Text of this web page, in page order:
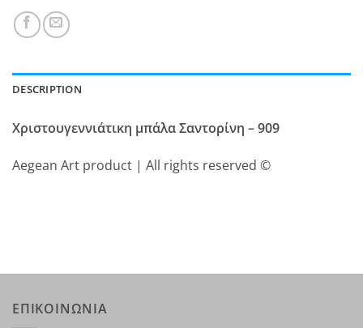
DESCRIPTION
Χριστουγεννιάτικη μπάλα Σαντορίνη – 909
Aegean Art product | All rights reserved ©
ΕΠΙΚΟΙΝΩΝΙΑ